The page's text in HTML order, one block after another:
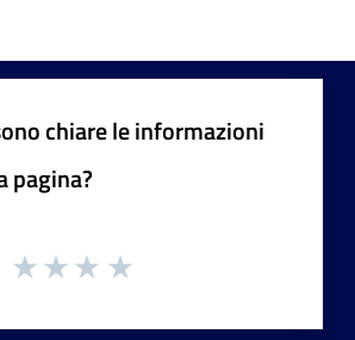
chiare le informazioni
pagina?